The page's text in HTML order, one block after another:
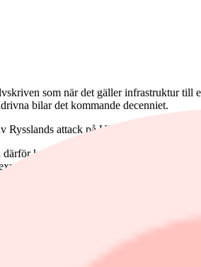
som när det gäller infrastruktur
bilar det kommande decenniet.
Rysslands attack på Ukraina lär bara
kommer efterfrågan att vara hög
mot laddartrenden: CTEK och
4-7 miljarder kronor i börsvärde,
nedan visar.